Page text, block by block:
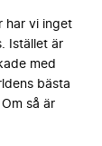
har vi inget
Istället är
med
bästa
så är